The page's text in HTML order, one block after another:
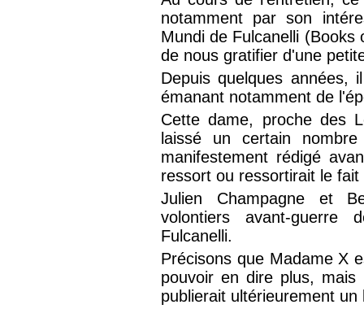
notamment par son
Mundi de Fulcanelli
de nous gratifier d'une
Depuis quelques années,
émanant notamment de
Cette dame, proche des
laissé un certain
manifestement rédigé
ressort ou ressortirait le fait
Julien Champagne et
volontiers avant-guerre
Fulcanelli.
Précisons que Madame X
pouvoir en dire plus, mais
publierait ultérieurement